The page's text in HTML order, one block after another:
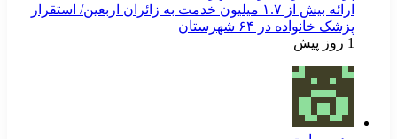
ارائه بیش از ۱.۷ میلیون خدمت به زائران اربعین/ استقرار
پزشک خانواده در ۶۴ شهرستان
1 روز پیش